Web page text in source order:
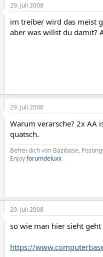
29. Juli 2008
im treiber wird das meist
aber was willst du damit?
29. Juli 2008
Warum verarsche? 2x AA
quatsch.
Befrei dich von Bazibase,
Enjoyforumdeluxx
29. Juli 2008
so wie man hier sieht geht
https://